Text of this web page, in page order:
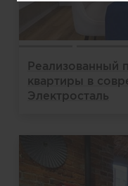
Реализованный
квартиры в
Электросталь